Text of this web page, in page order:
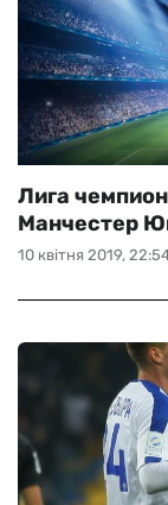
10 квітня 2019,
Лига
Манчестер